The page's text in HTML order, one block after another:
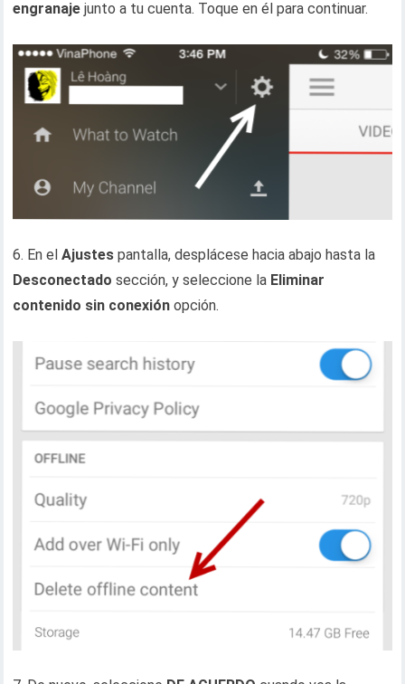
engranaje junto a tu cuenta. Toque en él para continuar.
6. En elAjustes pantalla, desplácese hacia abajo hasta la
Desconectado sección, y seleccione la Eliminar
contenido sin conexión opción.